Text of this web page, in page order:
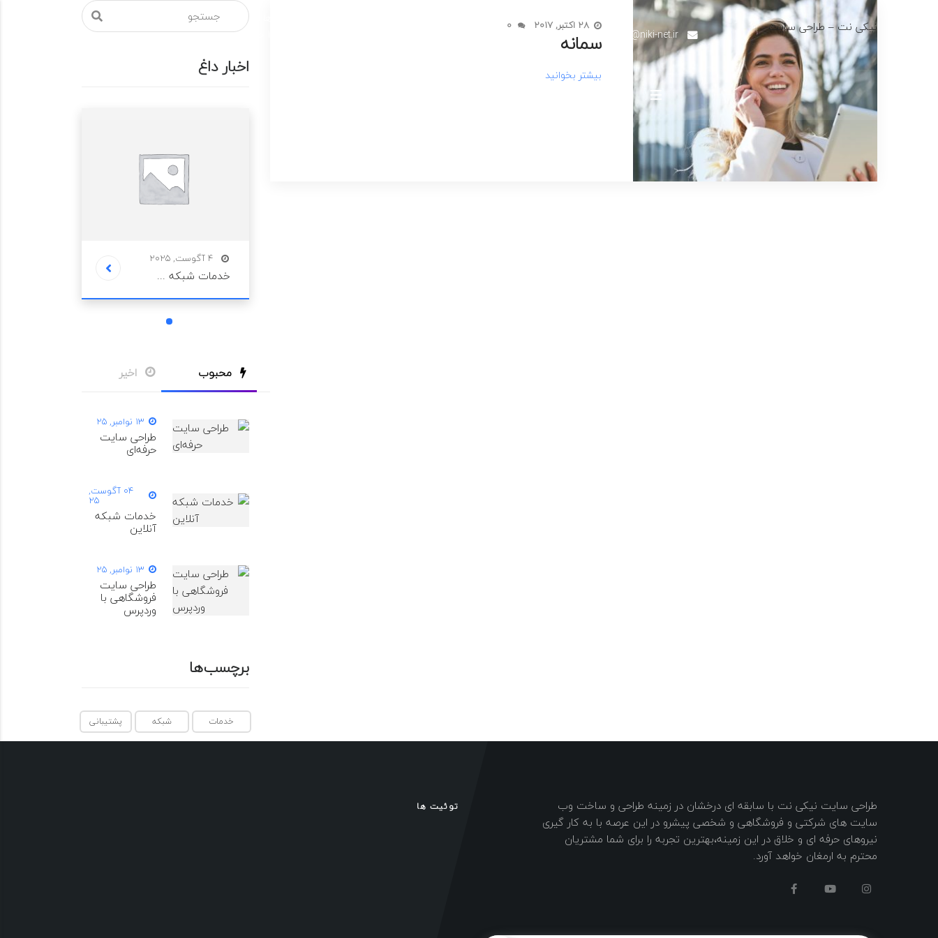
نیکی نت – طراحی سایت Info@niki-net.ir
28 اکتبر, 2017 0
سمانه
بیشتر بخوانید اخبار داغ
4 آگوست, 2025
خدمات شبکه ...
1
محبوب اخیر
13 نوامبر, 25
طراحی سایت
حرفه‌ای
04 آگوست,
25
خدمات شبکه
آنلاین
13 نوامبر, 25
طراحی سایت
فروشگاهی با
وردپرس
برچسب‌ها
خدمات شبکه پشتیبانی
طراحی سایت نیکی نت با سابقه ای درخشان در زمینه طراحی و ساخت وب
سایت های شرکتی و فروشگاهی و شخصی پیشرو در این عرصه با به کار گیری
نیروهای حرفه ای و خلاق در این زمینه،بهترین تجربه را برای شما مشتریان
محترم به ارمغان خواهد آورد.
توئیت ها